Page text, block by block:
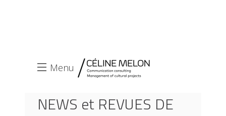
Menu
NEWS et REVUES DE